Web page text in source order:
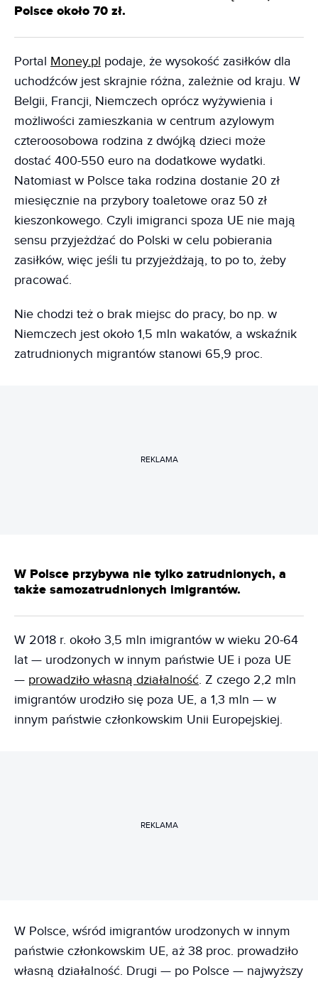
Polsce około 70 zł.
Portal Money.pl podaje, że wysokość zasiłków dla
uchodźców jest skrajnie różna, zależnie od kraju. W
Belgii, Francji, Niemczech oprócz wyżywienia i
możliwości zamieszkania w centrum azylowym
czteroosobowa rodzina z dwójką dzieci może
dostać 400-550 euro na dodatkowe wydatki.
Natomiast w Polsce taka rodzina dostanie 20 zł
miesięcznie na przybory toaletowe oraz 50 zł
kieszonkowego. Czyli imigranci spoza UE nie mają
sensu przyjeżdżać do Polski w celu pobierania
zasiłków, więc jeśli tu przyjeżdżają, to po to, żeby
pracować.
Nie chodzi też o brak miejsc do pracy, bo np. w
Niemczech jest około 1,5 mln wakatów, a wskaźnik
zatrudnionych migrantów stanowi 65,9 proc.
REKLAMA
W Polsce przybywa nie tylko zatrudnionych, a
także samozatrudnionych imigrantów.
W 2018 r. około 3,5 mln imigrantów w wieku 20-64
lat — urodzonych w innym państwie UE i poza UE
— prowadziło własną działalność. Z czego 2,2 mln
imigrantów urodziło się poza UE, a 1,3 mln — w
innym państwie członkowskim Unii Europejskiej.
REKLAMA
W Polsce, wśród imigrantów urodzonych w innym
państwie członkowskim UE, aż 38 proc. prowadziło
własną działalność. Drugi — po Polsce — najwyższy